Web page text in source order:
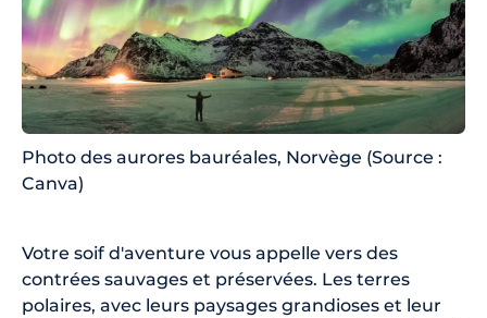
Photo des aurores bauréales, Norvège (Source :
Canva)
Votre soif d'aventure vous appelle vers des
contrées sauvages et préservées. Les terres
polaires, avec leurs paysages grandioses et leur